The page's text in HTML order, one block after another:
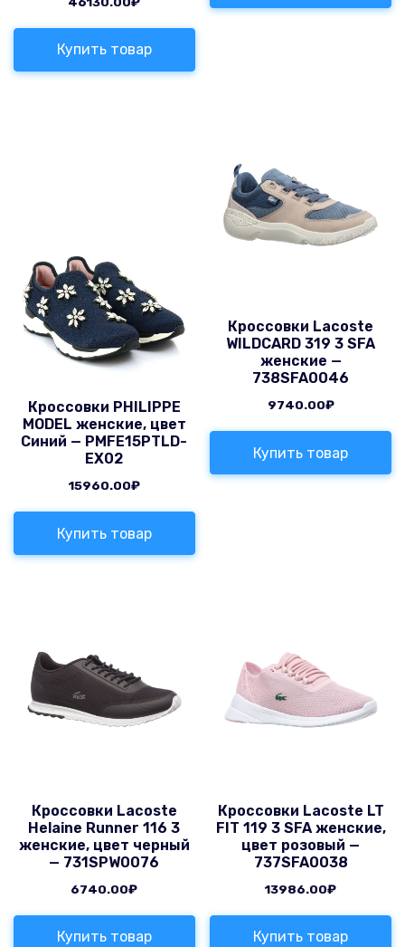
Купить товар
Кроссовки PHILIPPE
MODEL женские, цвет
Синий — PMFE15PTLD-
EX02
15960.00₽
Купить товар
Кроссовки Lacoste
WILDCARD 319 3 SFA
женские —
738SFA0046
9740.00₽
Купить товар
Кроссовки Lacoste
Helaine Runner 116 3
женские, цвет черный
— 731SPW0076
6740.00₽
Купить товар
Кроссовки Lacoste LT
FIT 119 3 SFA женские,
цвет розовый —
737SFA0038
13986.00₽
Купить товар